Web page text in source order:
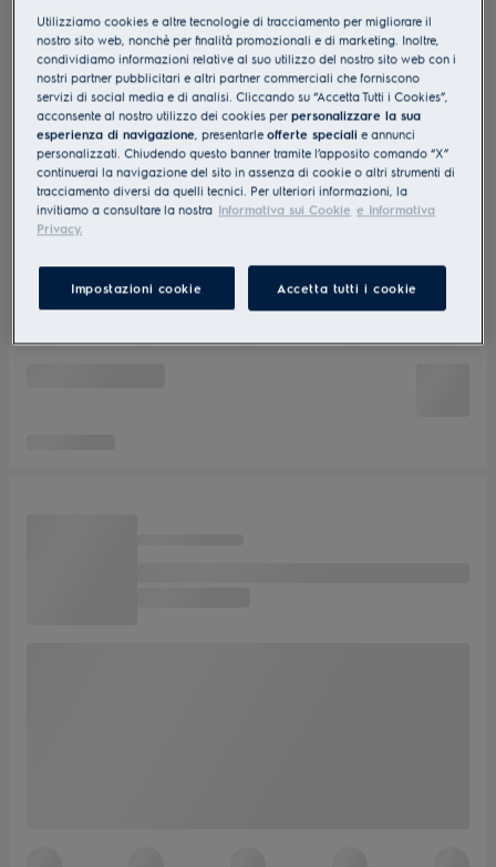
Utilizziamo cookies e altre tecnologie di tracciamento per migliorare il
nostro sito web, nonchè per finalità promozionali e di marketing. Inoltre,
condividiamo informazioni relative al suo utilizzo del nostro sito web con i
nostri partner pubblicitari e altri partner commerciali che forniscono
servizi di social media e di analisi. Cliccando su “Accetta Tutti i Cookies”,
acconsente al nostro utilizzo dei cookies perpersonalizzare la sua
esperienza di navigazione , presentarleofferte speciali e annunci
personalizzati. Chiudendo questo banner tramite l’apposito comando “X”
continuerai la navigazione del sito in assenza di cookie o altri strumenti di
tracciamento diversi da quelli tecnici. Per ulteriori informazioni, la
invitiamo a consultare la nostra Informativa sui Cookie e Informativa
Privacy.
Impostazioni cookie Accetta tutti i cookie